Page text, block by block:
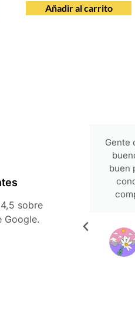
Añadir al carrito
sobre
Google.
y con
eso se
Francis,
por esta
Gente
buen